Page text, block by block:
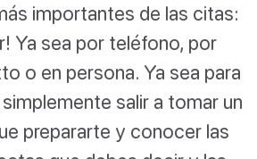
importantes de las citas:
Ya sea por teléfono, por
o en persona. Ya sea para
salir a tomar un
prepararte y conocer las